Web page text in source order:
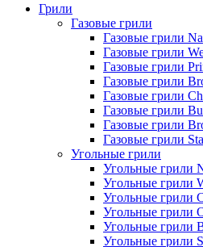
Грили
Газовые грили
Газовые грили
Газовые грили
Газовые грили
Газовые грили
Газовые грили
Газовые грили
Газовые грили
Газовые грили
Угольные грили
Угольные грили
Угольные грили
Угольные грили
Угольные грили
Угольные грили
Угольные грили